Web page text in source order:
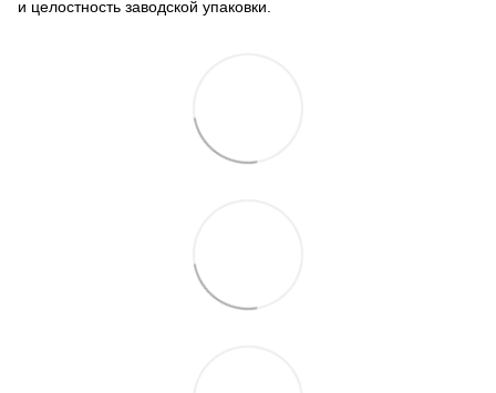
и целостность заводской упаковки.